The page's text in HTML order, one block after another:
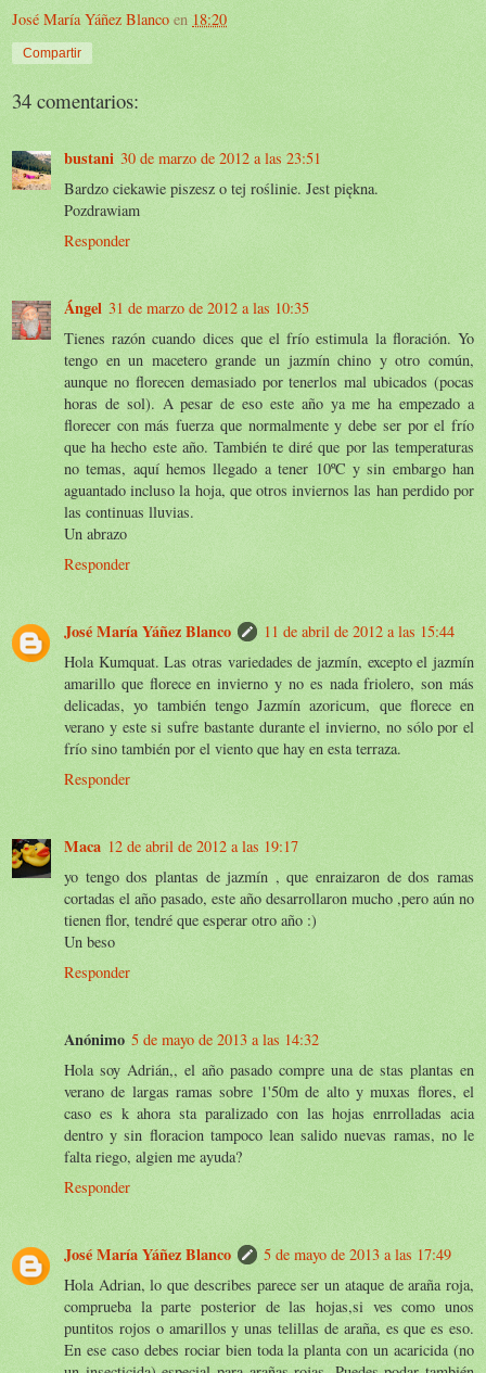
José María Yáñez Blanco en 18:20
Compartir
34 comentarios:
bustani 30 de marzo de 2012 a las 23:51
Bardzo ciekawie piszesz o tej roślinie. Jest piękna.
Pozdrawiam
Responder
Ángel 31 de marzo de 2012 a las 10:35
Tienes razón cuando dices que el frío estimula la floración. Yo
tengo en un macetero grande un jazmín chino y otro común,
aunque no florecen demasiado por tenerlos mal ubicados (pocas
horas de sol). A pesar de eso este año ya me ha empezado a
florecer con más fuerza que normalmente y debe ser por el frío
que ha hecho este año. También te diré que por las temperaturas
no temas, aquí hemos llegado a tener 10ºC y sin embargo han
aguantado incluso la hoja, que otros inviernos las han perdido por
las continuas lluvias.
Un abrazo
Responder
José María Yáñez Blanco
11 de abril de 2012 a las 15:44
Hola Kumquat. Las otras variedades de jazmín, excepto el jazmín
amarillo que florece en invierno y no es nada friolero, son más
delicadas, yo también tengo Jazmín azoricum, que florece en
verano y este si sufre bastante durante el invierno, no sólo por el
frío sino también por el viento que hay en esta terraza.
Responder
Maca 12 de abril de 2012 a las 19:17
yo tengo dos plantas de jazmín , que enraizaron de dos ramas
cortadas el año pasado, este año desarrollaron mucho ,pero aún no
tienen flor, tendré que esperar otro año :)
Un beso
Responder
Anónimo 5 de mayo de 2013 a las 14:32
Hola soy Adrián,, el año pasado compre una de stas plantas en
verano de largas ramas sobre 1'50m de alto y muxas flores, el
caso es k ahora sta paralizado con las hojas enrrolladas acia
dentro y sin floracion tampoco lean salido nuevas ramas, no le
falta riego, algien me ayuda?
Responder
José María Yáñez Blanco
5 de mayo de 2013 a las 17:49
Hola Adrian, lo que describes parece ser un ataque de araña roja,
comprueba la parte posterior de las hojas,si ves como unos
puntitos rojos o amarillos y unas telillas de araña, es que es eso.
En ese caso debes rociar bien toda la planta con un acaricida (no